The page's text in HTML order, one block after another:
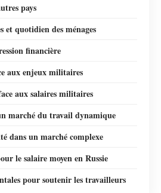
pays
et quotidien des ménages
financière
aux enjeux militaires
aux salaires militaires
marché du travail dynamique
dans un marché complexe
le salaire moyen en Russie
pour soutenir les travailleurs